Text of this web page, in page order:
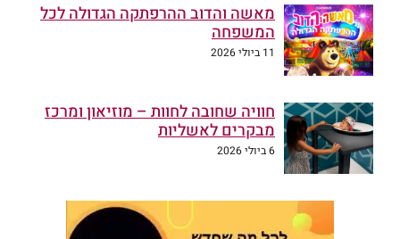
מאשה והדוב ההרפתקה הגדולה לכל
המשפחה
11 ביולי 2026
חוויה שחובה לחוות – מוזיאון ומרכז
מבקרים לאשליות
6 ביולי 2026